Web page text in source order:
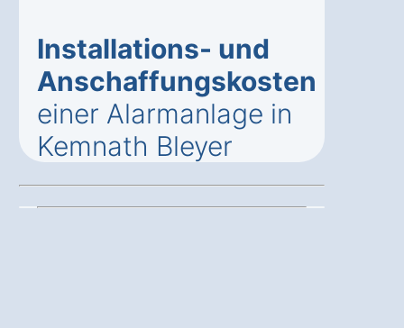
Installations- und
Anschaffungskosten
einer Alarmanlage in
Kemnath Bleyer